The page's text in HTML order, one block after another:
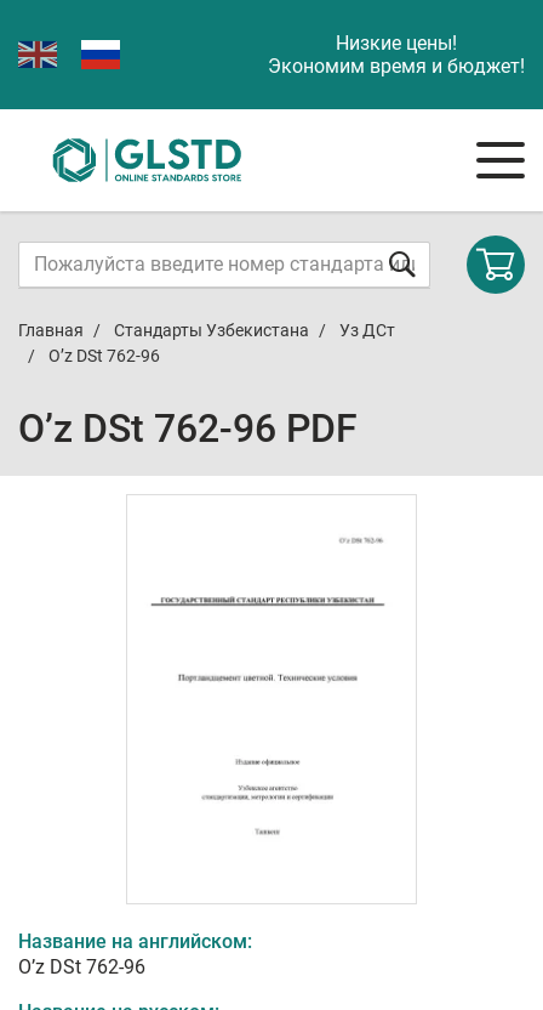
Низкие цены!
Экономим время и бюджет!
Главная Стандарты Узбекистана
Уз ДСт
O’z DSt 762-96
O’z DSt 762-96 PDF
Название на английском:
O’z DSt 762-96